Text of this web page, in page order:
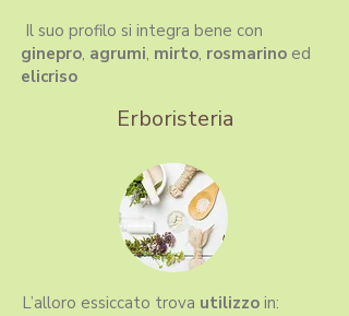
Il suo profilo si integra bene con
ginepro, agrumi, mirto, rosmarino ed
elicriso
Erboristeria
L’alloro essiccato trova utilizzo in: